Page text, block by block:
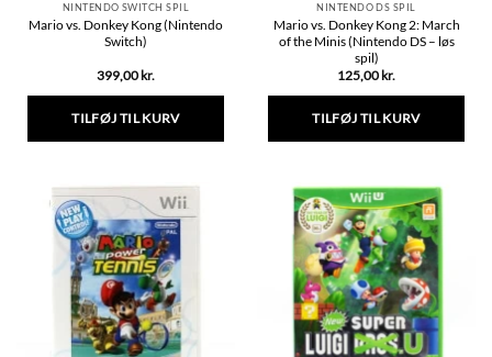
NINTENDO SWITCH SPIL
Mario vs. Donkey Kong (Nintendo
Switch)
399,00 kr.
TILFØJ TIL KURV
NINTENDO DS SPIL
Mario vs. Donkey Kong 2: March
of the Minis (Nintendo DS – løs
spil)
125,00 kr.
TILFØJ TIL KURV